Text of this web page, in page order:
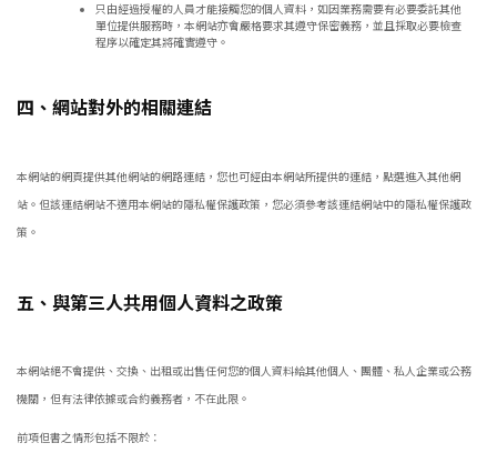
只由經過授權的人員才能接觸您的個人資料，如因業務需要有必要委託其他
單位提供服務時，本網站亦會嚴格要求其遵守保密義務，並且採取必要檢查
程序以確定其將確實遵守。
四、網站對外的相關連結
本網站的網頁提供其他網站的網路連結，您也可經由本網站所提供的連結，點選進入其他網
站。但該連結網站不適用本網站的隱私權保護政策，您必須參考該連結網站中的隱私權保護政
策。
五、與第三人共用個人資料之政策
本網站絕不會提供、交換、出租或出售任何您的個人資料給其他個人、團體、私人企業或公務
機關，但有法律依據或合約義務者，不在此限。
前項但書之情形包括不限於：